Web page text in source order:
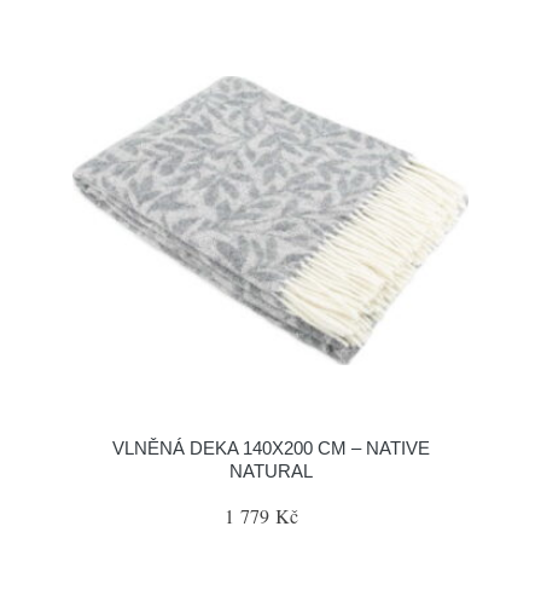
VLNĚNÁ DEKA 140X200 CM – NATIVE
NATURAL
1 779 Kč